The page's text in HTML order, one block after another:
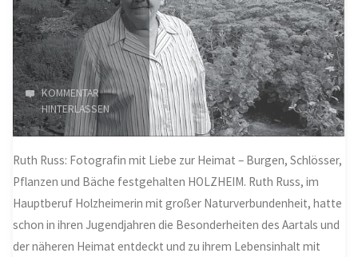
bewegt"
KOMMENTAR
HINTERLASSEN
Ruth Russ: Fotografin mit Liebe zur Heimat – Burgen, Schlösser,
Pflanzen und Bäche festgehalten HOLZHEIM. Ruth Russ, im
Hauptberuf Holzheimerin mit großer Naturverbundenheit, hatte
schon in ihren Jugendjahren die Besonderheiten des Aartals und
der näheren Heimat entdeckt und zu ihrem Lebensinhalt mit